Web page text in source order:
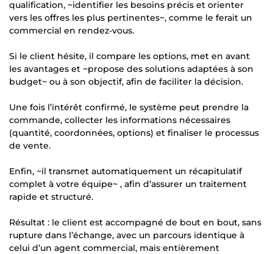
qualification, ~identifier les besoins précis et orienter
vers les offres les plus pertinentes~, comme le ferait un
commercial en rendez-vous.
Si le client hésite, il compare les options, met en avant
les avantages et ~propose des solutions adaptées à son
budget~ ou à son objectif, afin de faciliter la décision.
Une fois l’intérêt confirmé, le système peut prendre la
commande, collecter les informations nécessaires
(quantité, coordonnées, options) et finaliser le processus
de vente.
Enfin, ~il transmet automatiquement un récapitulatif
complet à votre équipe~ , afin d’assurer un traitement
rapide et structuré.
Résultat : le client est accompagné de bout en bout, sans
rupture dans l’échange, avec un parcours identique à
celui d’un agent commercial, mais entièrement